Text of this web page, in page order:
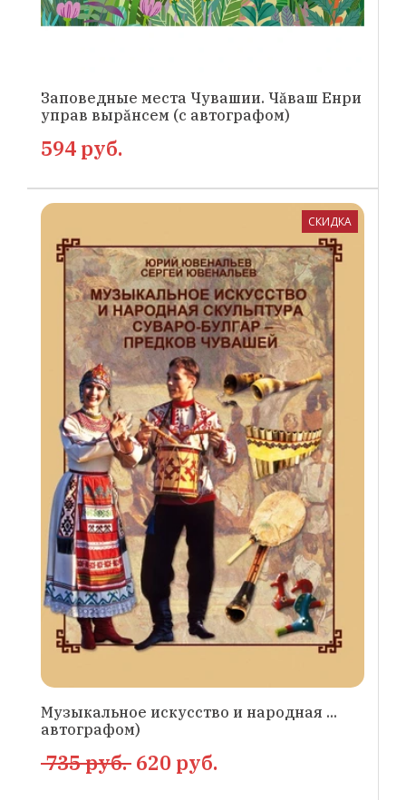
Заповедные места Чувашии. Чăваш Енри
управ вырăнсем (с автографом)
594 руб.
Музыкальное искусство и народная ...
автографом)
СКИДКА
735 руб. 620 руб.